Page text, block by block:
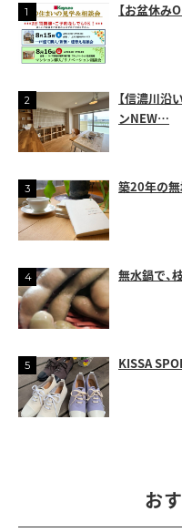
【お盆休み
【信濃川沿
ンNEW…
築20年の無
無水鍋で、
KISSA
お